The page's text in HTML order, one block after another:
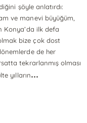
şöyle anlatırdı:
ve manevi büyüğüm,
Konya’da ilk defa
bize çok dost
de her
tekrarlanmış olması
yılların...